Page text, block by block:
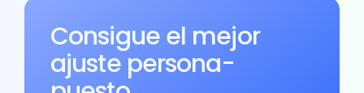
Consigue el mejor
ajuste persona-